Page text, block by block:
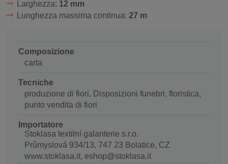
Larghezza: 12 mm
Lunghezza massima continua: 27 m
Composizione
carta
Tecniche
produzione di fiori, Disposizioni funebri, floristica,
punto vendita di fiori
Importatore
Stoklasa textilní galanterie s.r.o.
Průmyslová 934/13, 747 23 Bolatice, CZ
www.stoklasa.it, eshop@stoklasa.it